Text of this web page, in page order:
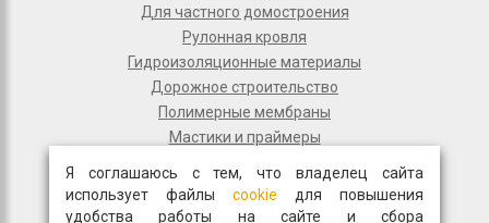
Для частного домостроения
Рулонная кровля
Гидроизоляционные материалы
Дорожное строительство
Полимерные мембраны
Мастики и праймеры
Общестрой
Фасадная плитка
Перемычки
Я соглашаюсь с тем, что владелец сайта
использует файлы cookie для повышения
удобства работы на сайте и сбора